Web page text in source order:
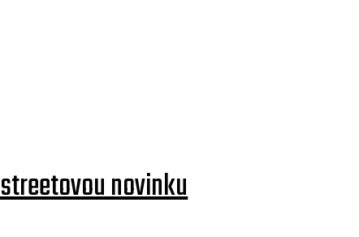
novinku